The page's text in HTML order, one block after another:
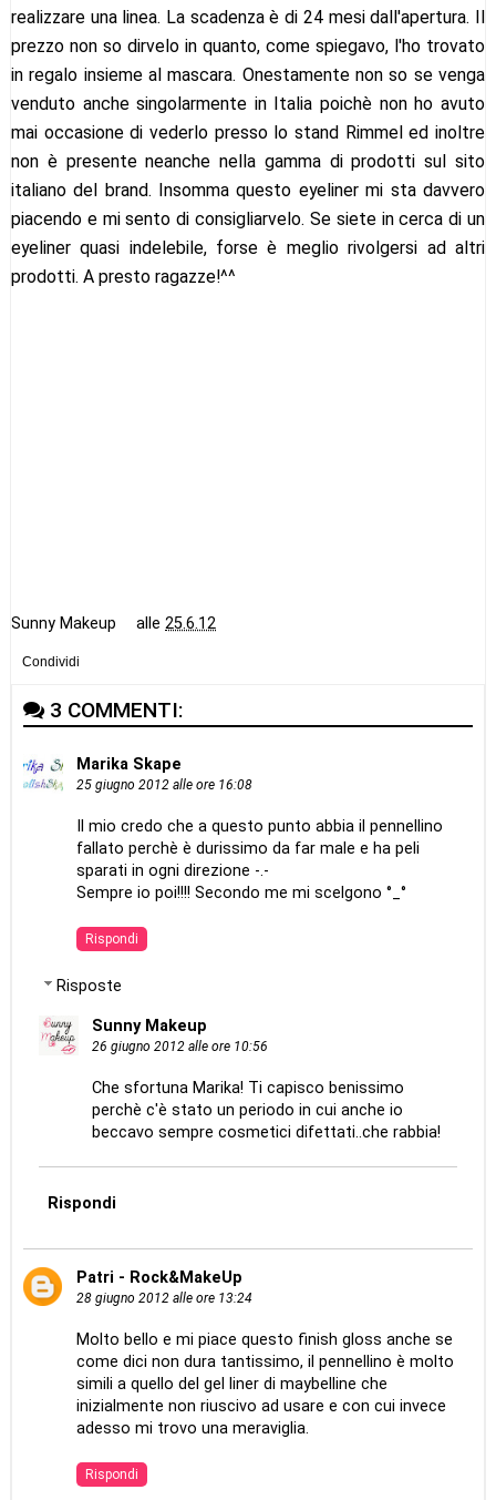
realizzare una linea. La scadenza è di 24 mesi dall'apertura. Il
prezzo non so dirvelo in quanto, come spiegavo, l'ho trovato
in regalo insieme al mascara. Onestamente non so se venga
venduto anche singolarmente in Italia poichè non ho avuto
mai occasione di vederlo presso lo stand Rimmel ed inoltre
non è presente neanche nella gamma di prodotti sul sito
italiano del brand. Insomma questo eyeliner mi sta davvero
piacendo e mi sento di consigliarvelo. Se siete in cerca di un
eyeliner quasi indelebile, forse è meglio rivolgersi ad altri
prodotti. A presto ragazze!^^
Sunny Makeup alle25.6.12
Condividi
3 COMMENTI:
Marika Skape
25 giugno 2012 alle ore 16:08
Il mio credo che a questo punto abbia il pennellino
fallato perchè è durissimo da far male e ha peli
sparati in ogni direzione -.-
Sempre io poi!!!! Secondo me mi scelgono °_°
Rispondi
Risposte
Sunny Makeup
26 giugno 2012 alle ore 10:56
Che sfortuna Marika! Ti capisco benissimo
perchè c'è stato un periodo in cui anche io
beccavo sempre cosmetici difettati..che rabbia!
Rispondi
Patri - Rock&MakeUp
28 giugno 2012 alle ore 13:24
Molto bello e mi piace questo finish gloss anche se
come dici non dura tantissimo, il pennellino è molto
simili a quello del gel liner di maybelline che
inizialmente non riuscivo ad usare e con cui invece
adesso mi trovo una meraviglia.
Rispondi